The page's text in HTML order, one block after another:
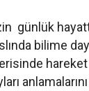
bilime